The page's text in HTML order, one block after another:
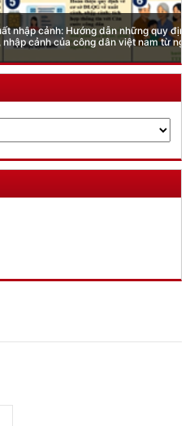
dẫn những quy định mới trong lĩnh
dân việt nam từ ngày 01/7/2026